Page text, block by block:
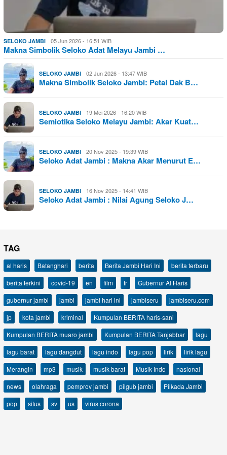
SELOKO JAMBI 05 Jun 2026 - 16:51 WIB
Makna Simbolik Seloko Adat Melayu Jambi …
SELOKO JAMBI 02 Jun 2026 - 13:47 WIB
Makna Simbolik Seloko Jambi: Petai Dak B…
SELOKO JAMBI 19 Mei 2026 - 16:20 WIB
Semiotika Seloko Melayu Jambi: Akar Kuat…
SELOKO JAMBI 20 Nov 2025 - 19:39 WIB
Seloko Adat Jambi : Makna Akar Menurut E…
SELOKO JAMBI 16 Nov 2025 - 14:41 WIB
Seloko Adat Jambi : Nilai Agung Seloko J…
TAG
al haris Batanghari berita Berita Jambi Hari Ini
berita terbaru
berita terkini
covid-19 en film fr
Gubernur Al Haris
gubernur jambi
jambi jambi hari ini jambiseru
jambiseru.com
jp
kota jambi kriminal
Kumpulan BERITA haris-sani
Kumpulan BERITA muaro jambi
Kumpulan BERITA Tanjabbar
lagu
lagu barat
lagu dangdut lagu indo lagu pop lirik
lirik lagu
Merangin
mp3 musik musik barat Musik Indo
nasional
news
olahraga pemprov jambi pilgub jambi
Pilkada Jambi
pop
situs sv us virus corona